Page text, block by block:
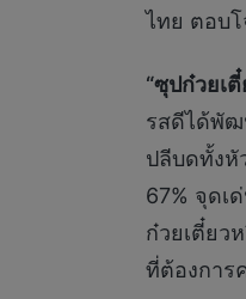
ไทย ตอบ
“ซุปก๋วยเ
รสดีได้พัฒ
ปลีบดทั้งหั
67% จุดเ
ก๋วยเตี๋ยว
ที่ต้องการ